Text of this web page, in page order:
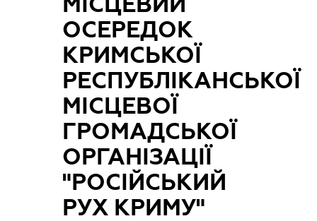
ОСЕРЕДОК
КРИМСЬКОЇ
РЕСПУБЛІКАНСЬКОЇ
МІСЦЕВОЇ
ГРОМАДСЬКОЇ
ОРГАНІЗАЦІЇ
"РОСІЙСЬКИЙ
РУХ КРИМУ"